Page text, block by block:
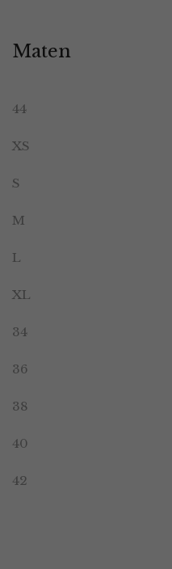
Maten
44
XS
S
M
L
XL
34
36
38
40
42